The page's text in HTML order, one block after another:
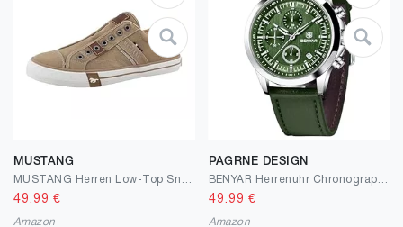
MUSTANG
49.99 €
Amazon
PAGRNE DESIGN
49.99 €
Amazon